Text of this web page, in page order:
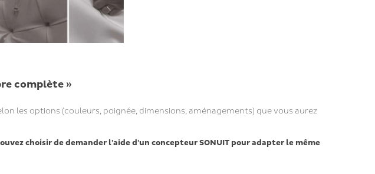
complète »
les options (couleurs, poignée, dimensions, aménagements) que vous aurez
choisir de demander l'aide d'un concepteur SONUIT pour adapter le même